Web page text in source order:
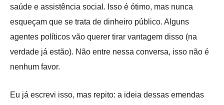
saúde e assistência social. Isso é ótimo, mas nunca
esqueçam que se trata de dinheiro público. Alguns
agentes políticos vão querer tirar vantagem disso (na
verdade já estão). Não entre nessa conversa, isso não é
nenhum favor.
Eu já escrevi isso, mas repito: a ideia dessas emendas